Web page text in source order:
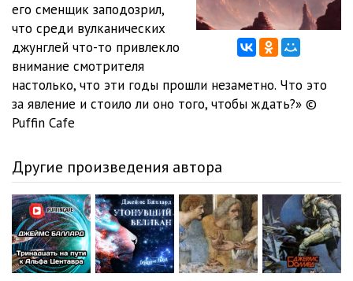
его сменщик заподозрил,
что среди вулканических
джунглей что-то привлекло
внимание смотрителя
настолько, что эти годы прошли незаметно. Что это
за явление и стоило ли оно того, чтобы ждать?» ©
Puffin Cafe
Другие произведения автора